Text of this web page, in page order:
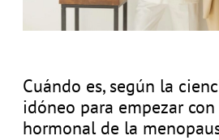
Cuándo es, según la
idóneo para empezar
hormonal de la